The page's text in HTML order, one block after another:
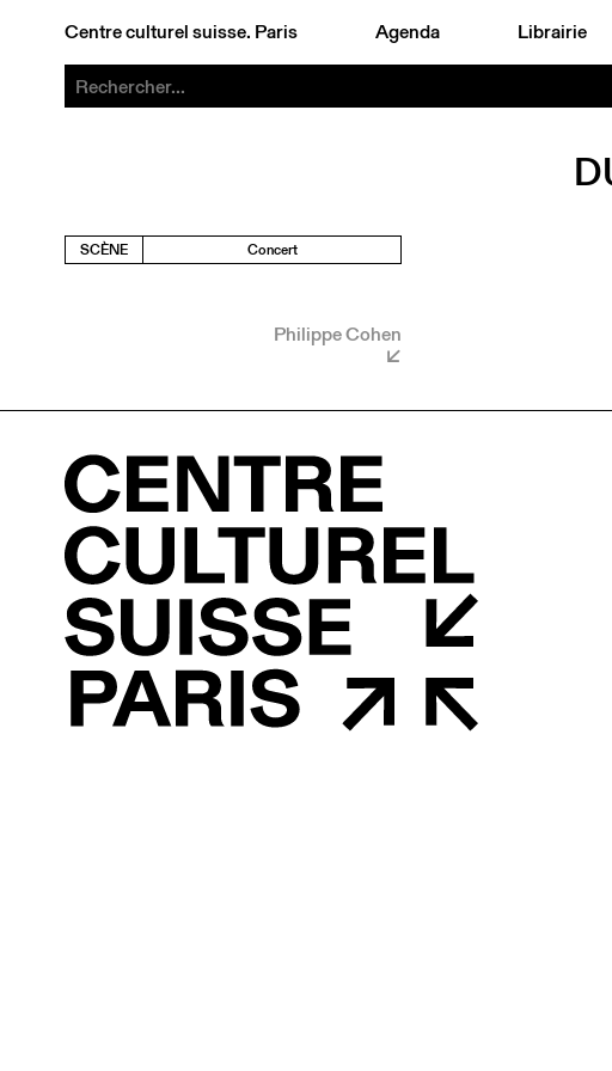
Centre culturel suisse. Paris Agenda Librairie
SCÈNE Concert
Philippe Cohen